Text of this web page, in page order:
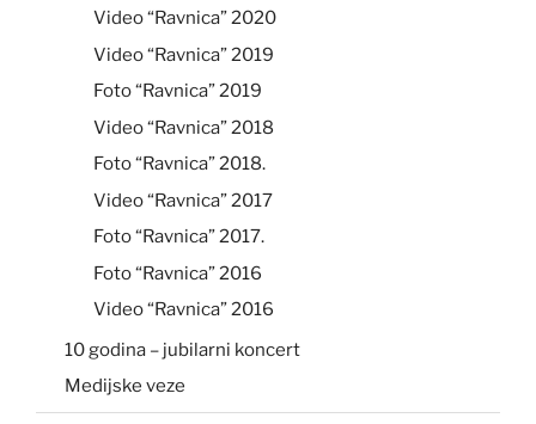
Video “Ravnica” 2020
Video “Ravnica” 2019
Foto “Ravnica” 2019
Video “Ravnica” 2018
Foto “Ravnica” 2018.
Video “Ravnica” 2017
Foto “Ravnica” 2017.
Foto “Ravnica” 2016
Video “Ravnica” 2016
10 godina – jubilarni koncert
Medijske veze